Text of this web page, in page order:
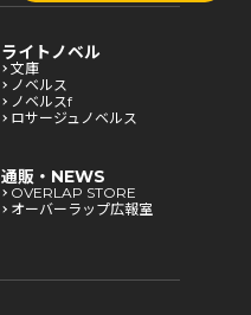
ライトノベル
文庫
ノベルス
ノベルスf
ロサージュノベルス
通販・NEWS
OVERLAP STORE
オーバーラップ広報室